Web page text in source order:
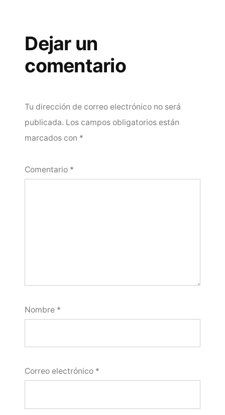
Dejar un
comentario
Tu dirección de correo electrónico no será
publicada. Los campos obligatorios están
marcados con *
Comentario *
Nombre *
Correo electrónico *